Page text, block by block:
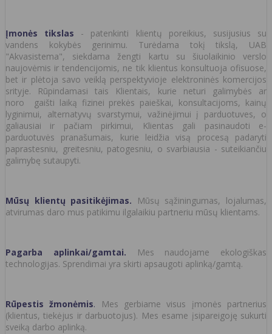
Įmonės tikslas - patenkinti klientų poreikius, susijusius su
vandens kokybės gerinimu. Turėdama tokį tikslą, UAB
"Akvasistema", siekdama žengti kartu su šiuolaikinio verslo
naujovėmis ir tendencijomis, ne tik klientus konsultuoja ofisuose,
bet ir plėtoja savo veiklą perspektyvioje elektroninės komercijos
srityje. Rūpindamasi tais Klientais, kurie neturi galimybės ar
noro gaišti laiką fizinei prekės paieškai, konsultacijoms, kainų
lyginimui, alternatyvų svarstymui, važinėjimui į parduotuves, o
galiausiai ir pačiam pirkimui, Klientas gali pasinaudoti e-
parduotuvės pranašumais, kurie leidžia visą procesą padaryti
paprastesniu, greitesniu, patogesniu, o svarbiausia - suteikiančiu
galimybę sutaupyti.
Mūsų klientų pasitikėjimas. Mūsų sąžiningumas, lojalumas,
atvirumas daro mus patikimu ilgalaikiu partneriu mūsų klientams.
Pagarba aplinkai/gamtai. Mes naudojame ekologiškas
technologijas. Sprendimai yra skirti apsaugoti aplinką/gamtą.
Rūpestis žmonėmis. Mes gerbiame visus įmonės partnerius
(klientus, tiekėjus ir darbuotojus). Mes esame įsipareigoję sukurti
sveiką darbo aplinką.